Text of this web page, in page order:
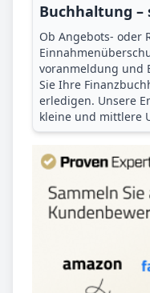
Buchhaltung
Ob Angebots- oder
voranmeldung und
Sie Ihre
erledigen. Unsere
kleine und mittlere